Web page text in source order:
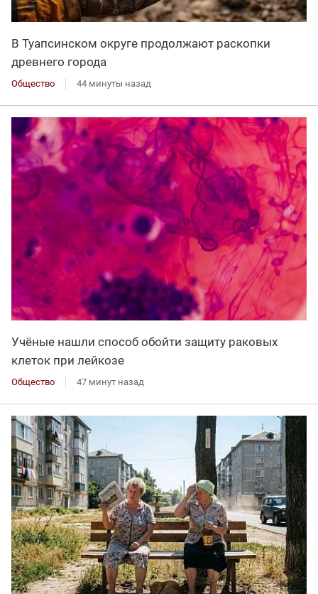
В Туапсинском округе продолжают раскопки
древнего города
Общество 44 минуты назад
Учёные нашли способ обойти защиту раковых
клеток при лейкозе
Общество 47 минут назад